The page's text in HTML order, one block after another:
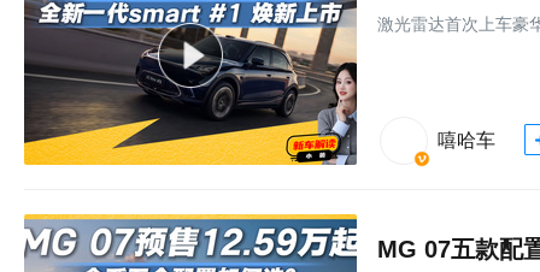
激光雷达⾸次上⻋豪
嘻哈车
MG 07五款配